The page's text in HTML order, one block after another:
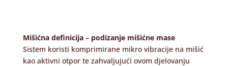
Mišićna definicija – podizanje mišićne mase
Sistem koristi komprimirane mikro vibracije na mišić
kao aktivni otpor te zahvaljujući ovom djelovanju